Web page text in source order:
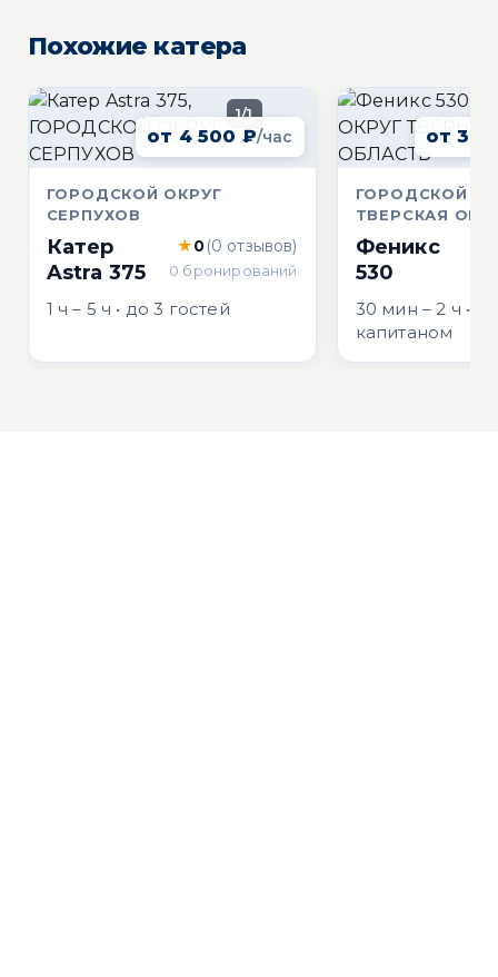
Похожие катера
1/1
от 4 500 ₽/час
ГОРОДСКОЙ ОКРУГ
СЕРПУХОВ
Катер
Astra 375
★0(0 отзывов)
0 бронирований
1 ч – 5 ч • до 3 гостей
от 3
ГОРОДСКОЙ
ТВЕРСКАЯ
Феникс
530
30 мин – 2 ч •
капитаном